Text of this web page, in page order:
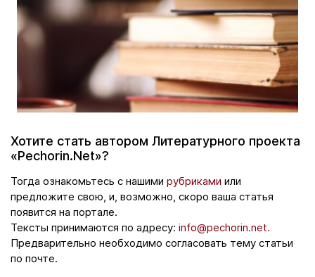
Хотите стать автором Литературного проекта
«Pechorin.Net»?
Тогда ознакомьтесь с нашими рубриками или
предложите свою, и, возможно, скоро ваша статья
появится на портале.
Тексты принимаются по адресу: info@pechorin.net.
Предварительно необходимо согласовать тему статьи
по почте.